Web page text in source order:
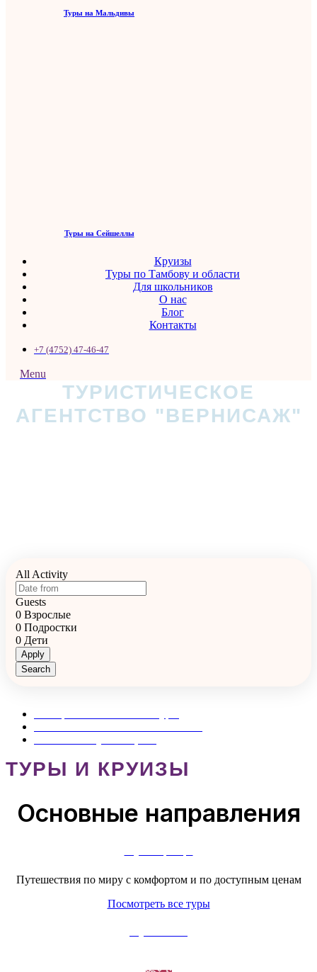
Туры на Мальдивы
Туры на Сейшеллы
Круизы
Туры по Тамбову и области
Для школьников
О нас
Блог
Контакты
+7 (4752) 47-46-47
Menu
ТУРИСТИЧЕСКОЕ
АГЕНТСТВО "ВЕРНИСАЖ"
All Activity
Guests
0 Взрослые
0 Подростки
0 Дети
Apply
Search
ТУРЫ И КРУИЗЫ
Основные направления
Путешествия по миру с комфортом и по доступным ценам
Посмотреть все туры